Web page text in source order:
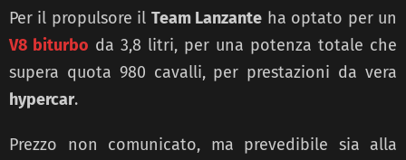
Per il propulsore il Team Lanzante ha optato per un
V8 biturbo da 3,8 litri, per una potenza totale che
supera quota 980 cavalli, per prestazioni da vera
hypercar.
Prezzo non comunicato, ma prevedibile sia alla